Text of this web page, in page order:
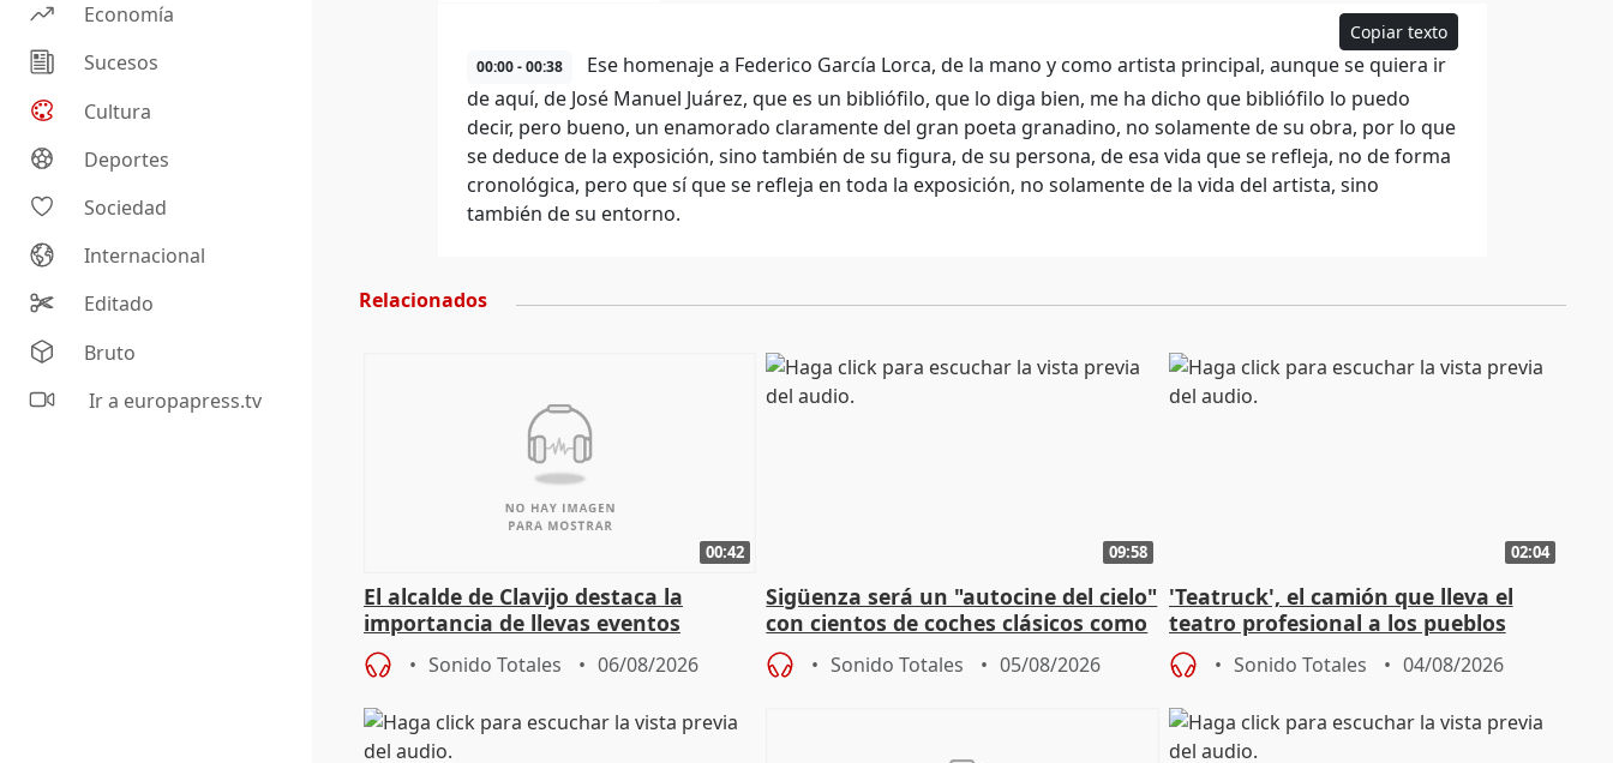
Economía
Sucesos
Cultura
Deportes
Sociedad
Internacional
Editado
Bruto
Ir a europapress.tv
Copiar texto
00:00 - 00:38
Ese homenaje a Federico García Lorca, de la mano y como artista principal, aunque se quiera ir
de aquí, de José Manuel Juárez, que es un bibliófilo, que lo diga bien, me ha dicho que bibliófilo lo puedo
decir, pero bueno, un enamorado claramente del gran poeta granadino, no solamente de su obra, por lo que
se deduce de la exposición, sino también de su figura, de su persona, de esa vida que se refleja, no de forma
cronológica, pero que sí que se refleja en toda la exposición, no solamente de la vida del artista, sino
también de su entorno.
Relacionados
00:42
El alcalde de Clavijo destaca la
importancia de llevas eventos
culturales a los pueblos
Sonido Totales 06/08/2026
09:58
Sigüenza será un "autocine del cielo"
con cientos de coches clásicos como
espectadores
Sonido Totales 05/08/2026
02:04
'Teatruck', el camión que lleva el
teatro profesional a los pueblos
extremeños
Sonido Totales 04/08/2026